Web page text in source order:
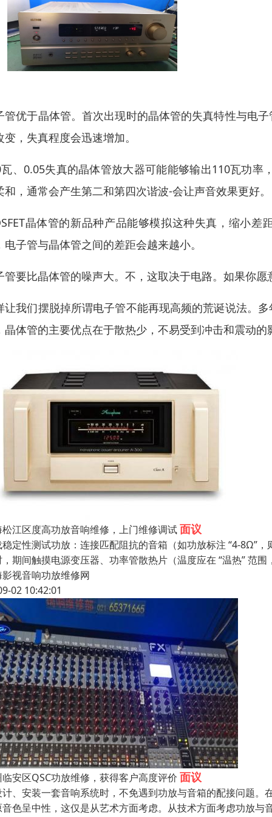
管优于晶体管。首次出现时的晶体管的失真特性与电
变，失真程度会迅速增加。
、0.05失真的晶体管放大器可能能够输出110瓦功
和，通常会产生第二和第四次谐波-会让声音效果更好。
晶体管的新品种产品能够模拟这种失真，缩小
电子管与晶体管之间的差距会越来越小。
管要比晶体管的噪声大。不，这取决于电路。如果你
让我们摆脱掉所谓电子管不能再现高频的荒诞说法。
晶体管的主要优点在于散热少，不易受到冲击和震动
江区度高功放音响维修，上门维修调试面议
定性测试功放：连接匹配阻抗的音箱（如功放标注 “4-8Ω”
期间触摸电源变压器、功率管散热片（温度应在 “温热” 范
视音响功放维修网
02 10:42:01
安区QSC功放维修，获得客户高度评价 面议
、安装一套音响系统时，不免遇到功放与音箱的配接问题
色呈中性，这仅是从艺术方面考虑。从技术方面考虑功放